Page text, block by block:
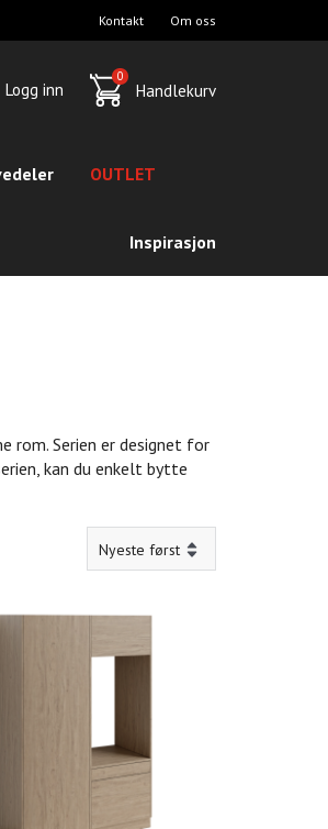
Kontakt Om oss
Logg inn
0
Handlekurv
OUTLET
Inspirasjon
rom. Serien er designet for
kan du enkelt bytte